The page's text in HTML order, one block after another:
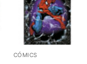
CÓMICS